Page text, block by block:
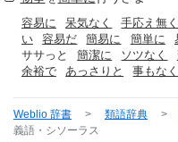
容易に 呆気なく 手応え無く
い
容易だ 簡易に 簡単に
ササっと
簡潔に ソツなく
余裕で
あっさりと 事もなく
Weblio 辞書 > 類語辞典 >
義語・シソーラス